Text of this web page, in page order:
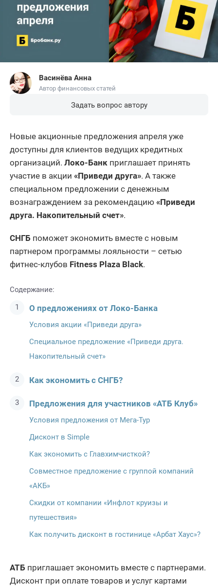
Васинёва Анна
Автор финансовых статей
Задать вопрос автору
Новые акционные предложения апреля уже
доступны для клиентов ведущих кредитных
организаций. Локо-Банк приглашает принять
участие в акции «Приведи друга». А также
специальном предложении с денежным
вознаграждением за рекомендацию «Приведи
друга. Накопительный счет».
СНГБ поможет экономить вместе с новым
партнером программы лояльности – сетью
фитнес-клубов Fitness Plaza Black.
Содержание:
О предложениях от Локо-Банка
Условия акции «Приведи друга»
Специальное предложение «Приведи друга.
Накопительный счет»
Как экономить с СНГБ?
Предложения для участников «АТБ Клуб»
Условия предложения от Мега-Тур
Дисконт в Simple
Как экономить с Главхимчисткой?
Совместное предложение с группой компаний
«АКБ»
Скидки от компании «Инфлот круизы и
путешествия»
Как получить дисконт в гостинице «Арбат Хаус»?
АТБ приглашает экономить вместе с партнерами.
Дисконт при оплате товаров и услуг картами